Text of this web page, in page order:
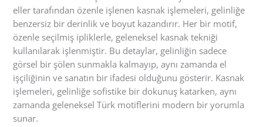
eller tarafından özenle işlenen kasnak işlemeleri, gelinliğe
benzersiz bir derinlik ve boyut kazandırır. Her bir motif,
özenle seçilmiş ipliklerle, geleneksel kasnak tekniği
kullanılarak işlenmiştir. Bu detaylar, gelinliğin sadece
görsel bir şölen sunmakla kalmayıp, aynı zamanda el
işçiliğinin ve sanatın bir ifadesi olduğunu gösterir. Kasnak
işlemeleri, gelinliğe sofistike bir dokunuş katarken, aynı
zamanda geleneksel Türk motiflerini modern bir yorumla
sunar.